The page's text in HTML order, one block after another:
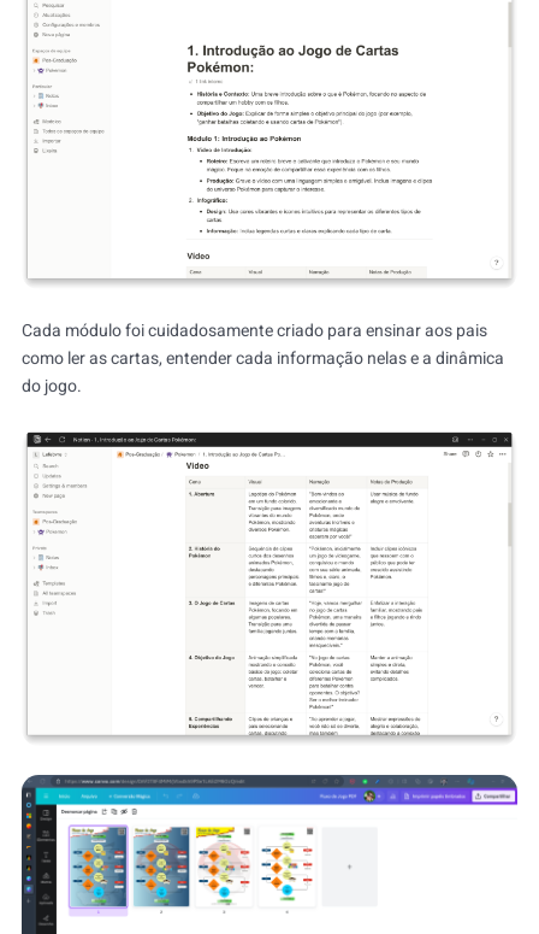
Cada módulo foi cuidadosamente criado para ensinar aos pais
como ler as cartas, entender cada informação nelas e a dinâmica
do jogo.